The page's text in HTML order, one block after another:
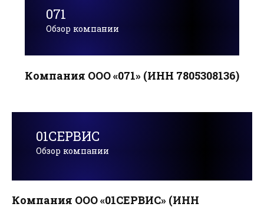
071
Обзор компании
Компания ООО «071» (ИНН 7805308136)
01СЕРВИС
Обзор компании
Компания ООО «01СЕРВИС» (ИНН